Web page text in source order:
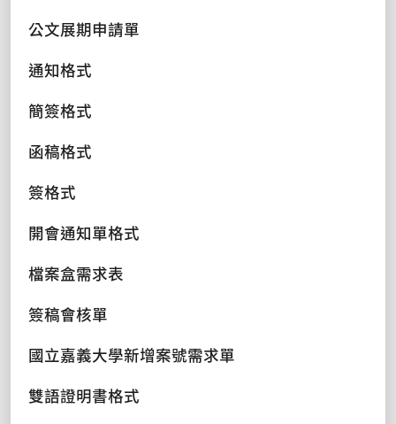
公文展期申請單
通知格式
簡簽格式
函稿格式
簽格式
開會通知單格式
檔案盒需求表
簽稿會核單
國立嘉義大學新增案號需求單
雙語證明書格式